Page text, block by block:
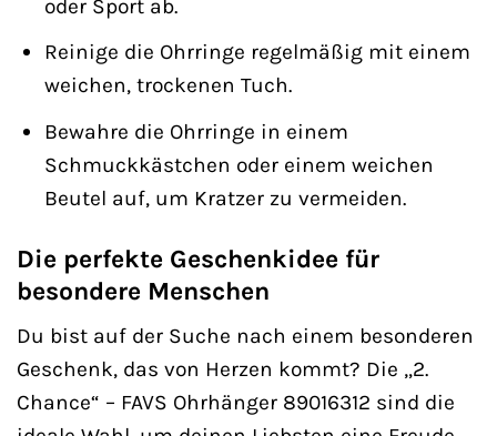
oder Sport ab.
Reinige die Ohrringe regelmäßig mit einem
weichen, trockenen Tuch.
Bewahre die Ohrringe in einem
Schmuckkästchen oder einem weichen
Beutel auf, um Kratzer zu vermeiden.
Die perfekte Geschenkidee für
besondere Menschen
Du bist auf der Suche nach einem besonderen
Geschenk, das von Herzen kommt? Die „2.
Chance“ – FAVS Ohrhänger 89016312 sind die